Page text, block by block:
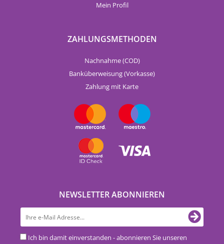
Mein Profil
ZAHLUNGSMETHODEN
Nachnahme (COD)
Banküberweisung (Vorkasse)
Zahlung mit Karte
NEWSLETTER ABONNIEREN
Ich bin damit einverstanden - abonnieren Sie unseren